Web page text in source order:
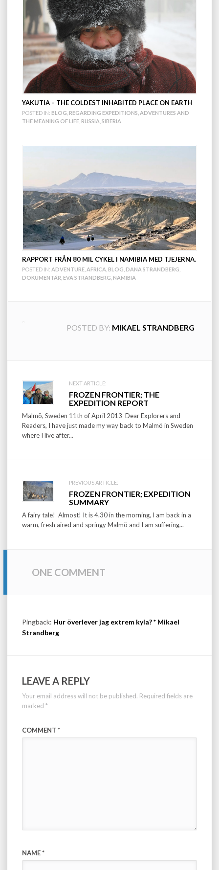
YAKUTIA – THE COLDEST INHABITED PLACE ON EARTH
POSTED IN: BLOG REGARDING EXPEDITIONS, ADVENTURES AND
THE MEANING OF LIFE RUSSIA SIBERIA
RAPPORT FRÅN 80 MIL CYKEL I NAMIBIA MED TJEJERNA.
POSTED IN: ADVENTURE AFRICA BLOG DANA STRANDBERG
DOKUMENTÄR EVA STRANDBERG NAMIBIA
POSTED BY: MIKAEL STRANDBERG
Post
navigation
NEXT ARTICLE:
FROZEN FRONTIER; THE
EXPEDITION REPORT
Malmö, Sweden 11th of April 2013 Dear Explorers and
Readers, I have just made my way back to Malmö in Sweden
where I live after...
PREVIOUS ARTICLE:
FROZEN FRONTIER; EXPEDITION
SUMMARY
A fairy tale! Almost! It is 4.30 in the morning, I am back in a
warm, fresh aired and springy Malmö and I am suffering...
ONE COMMENT
Pingback: Hur överlever jag extrem kyla? * Mikael
Strandberg
LEAVE A REPLY
Your email address will not be published. Required fields are
marked *
COMMENT *
NAME*